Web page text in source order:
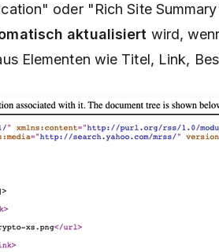
oder "Rich Site
aktualisiert wird,
Elementen wie Titel, Link,